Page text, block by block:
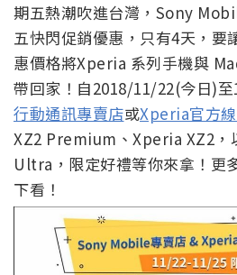
期五熱潮吹進台灣，Sony
五快閃促銷優惠，只有4天，要
惠價格將Xperia 系列手機與
帶回家！自2018/11/22(今日)
行動通訊專賣店或Xperia官方
XZ2 Premium、Xperia XZ2，
Ultra，限定好禮等你來拿！更
下看！